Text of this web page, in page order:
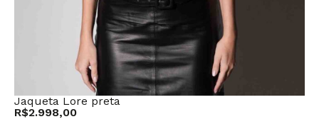
Jaqueta Lore preta
R$2.998,00